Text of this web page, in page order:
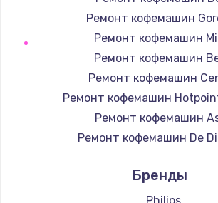
Ремонт кофемашин
Ремонт кофемашин
Ремонт кофемашин
Ремонт кофемашин
Ремонт кофемашин
Ремонт кофемашин
Ремонт кофемашин De
Ремонт кофемашин
Ремонт кофемашин
Бренды